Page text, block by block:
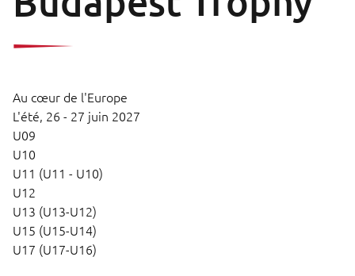
Au cœur de l'Europe
L'été, 26 - 27 juin 2027
U09
U10
U11 (U11 - U10)
U12
U13 (U13-U12)
U15 (U15-U14)
U17 (U17-U16)